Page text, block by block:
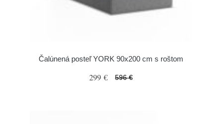
Čalúnená posteľ YORK 90x200 cm s roštom
299 € 596 €